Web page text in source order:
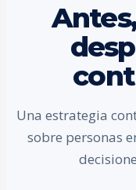
Una estrategia
sobre personas